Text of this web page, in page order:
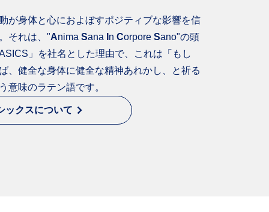
が身体と心におよぼすポジティブな影響を信
それは、"Anima Sana n Corpore Sano"の頭
」を社名とした理由で、これは「もし
、健全な身体に健全な精神あれかし、と祈る
意味のラテン語です。
ックスについて